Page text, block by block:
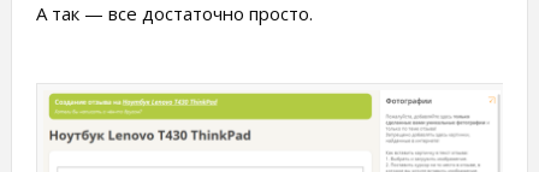
А так — все достаточно просто.